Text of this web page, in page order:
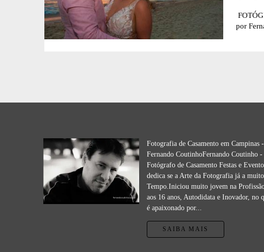
por
Fotografia de Casamento em Campinas -
Fernando CoutinhoFernando Coutinho -
Fotógrafo de Casamento Festas e
dedica se a Arte da Fotografia já a muito
Tempo.Iniciou muito jovem na
aos 16 anos, Autodidata e Inovador, no
é apaixonado por...
SAIBA MAIS